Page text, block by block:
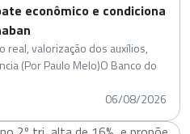
econômico e condiciona
real, valorização dos auxílios,
(Por Paulo Melo)O Banco do
06/08/2026